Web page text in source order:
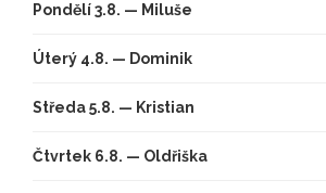
Pondělí 3.8. — Miluše
Úterý 4.8. — Dominik
Středa 5.8. — Kristian
Čtvrtek 6.8. — Oldřiška